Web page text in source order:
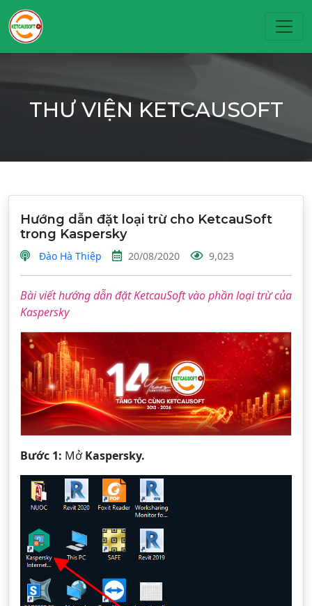
THƯ VIỆN KETCAUSOFT
Hướng dẫn đặt loại trừ cho KetcauSoft
trong Kaspersky
Đào Hà Thiệp 20/08/2020 9,023
Bài viết hướng dẫn đặt KetcauSoft vào phần loại trừ của
Kaspersky
Bước 1: MởKaspersky.